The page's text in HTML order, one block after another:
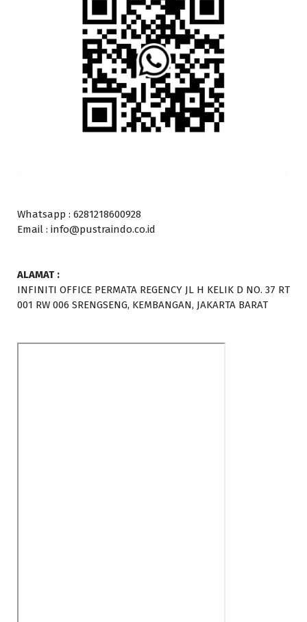
Whatsapp : 6281218600928
Email : info@pustraindo.co.id
ALAMAT :
INFINITI OFFICE PERMATA REGENCY JL H KELIK D NO. 37 RT
001 RW 006 SRENGSENG, KEMBANGAN, JAKARTA BARAT